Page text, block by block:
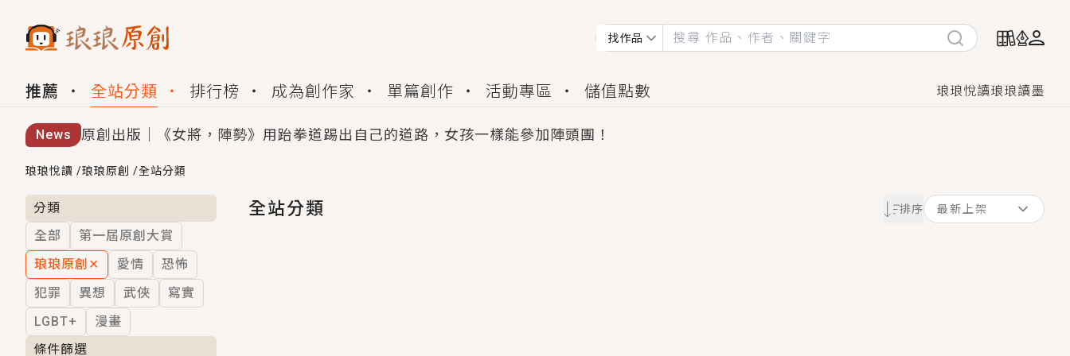
找作品
推薦 全站分類 排行榜 成為創作家 單篇創作 活動專區 儲值點數 琅琅悅讀琅琅讀墨
News 原創出版｜《女將，陣勢》用跆拳道踢出自己的道路，女孩一樣能參加陣頭團！
創,作家招募｜華文小說創作首選！有機會獲得豐富廣宣資源、專屬服務與獨享福利！
小編心動書單｜《離婚你提的，二婚嫁大佬，你哭什麼？》追妻火葬場！前夫失憶移情別戀，她頭也不回找新歡，他居然還後悔了？
GL｜《夏日與檸檬與重疊世界》炎熱的夏日、檸檬的香氣、互相愛慕的兩位少女，今夏最推純愛GL漫畫！
BL｜《費洛蒙中毒》救命！特殊費洛蒙體質世界觀，無法抗拒的吸引力，已中毒Σ>―(〃°ω°〃)♡→
OMG你嚇到我了｜《陰陽鬼店》上班族買了房子模型，但現實中買下的竟是屬於他的停屍櫃？！
言情｜《國語推行員》每個人心中都有一個連自己也無法改變的永恆， 他的一生將不由自主追逐著她……
琅琅悅讀 /琅琅原創 /全站分類
分類
全部
第一屆原創大賞
琅琅原創 ✕ 愛情
恐怖
犯罪
異想 武俠
寫實
LGBT+
漫畫
條件篩選
全站分類 排序 最新上架